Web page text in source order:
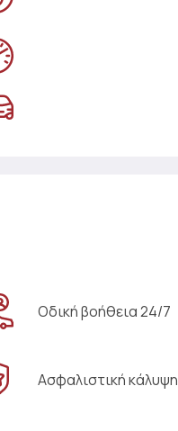
Οδική βοήθεια 24/7
Ασφαλιστική κάλυψη